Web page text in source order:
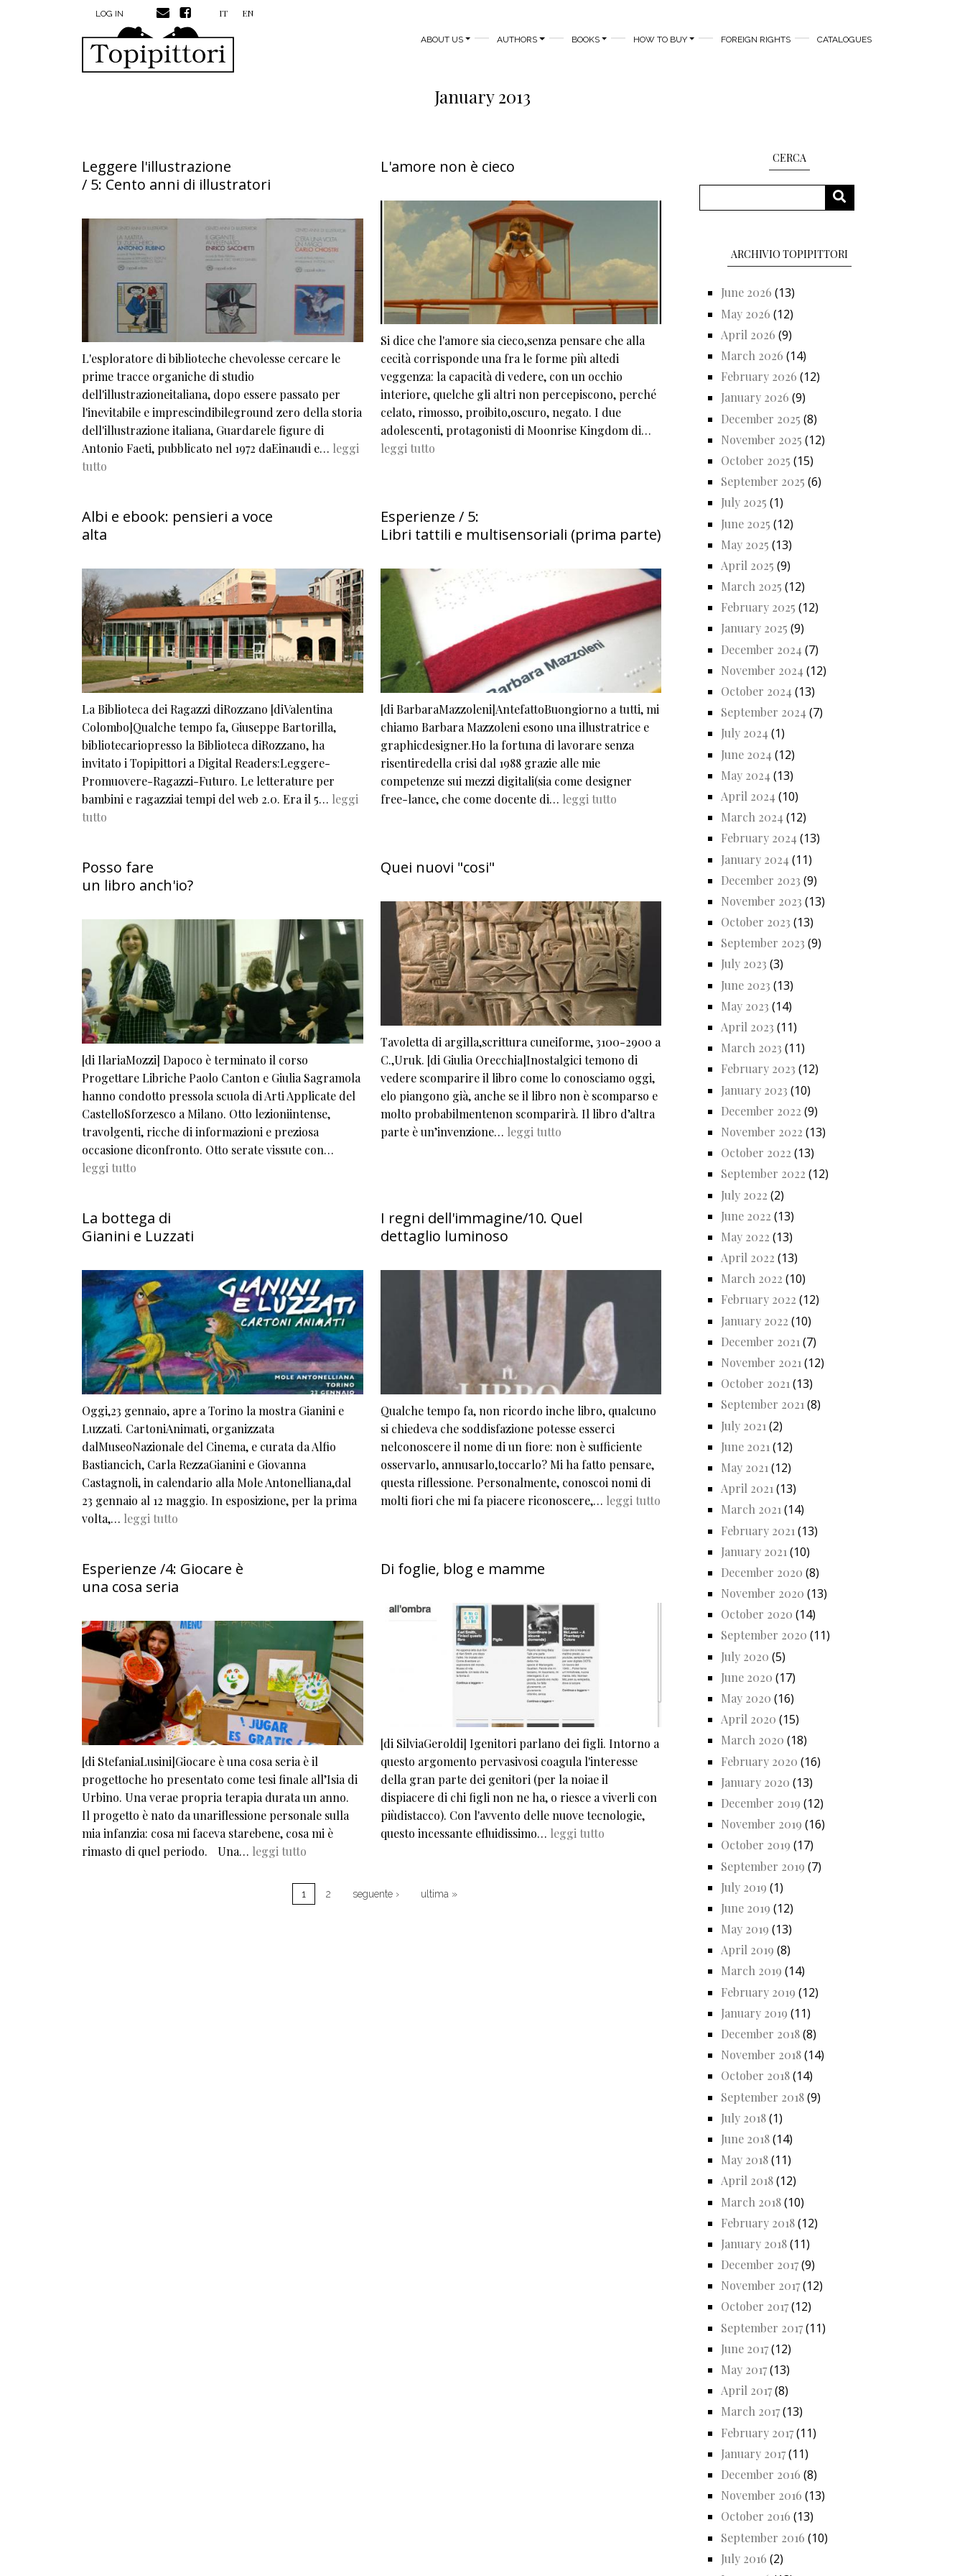
Skip to main contentMENU PROFILO UTENTE
LOG IN IT EN
MAIN NAVIGATION
ABOUT US AUTHORS BOOKS HOW TO BUY FOREIGN RIGHTS CATALOGUES
January 2013
Leggere l'illustrazione
/ 5: Cento anni di illustratori
L'esploratore di biblioteche chevolesse cercare le
prime tracce organiche di studio
dell'illustrazioneitaliana, dopo essere passato per
l'inevitabile e imprescindibileground zero della storia
dell'illustrazione italiana, Guardarele figure di
Antonio Faeti, pubblicato nel 1972 daEinaudi e… leggi
tutto
L'amore non è cieco
Si dice che l'amore sia cieco,senza pensare che alla
cecità corrisponde una fra le forme più altedi
veggenza: la capacità di vedere, con un occhio
interiore, quelche gli altri non percepiscono, perché
celato, rimosso, proibito,oscuro, negato. I due
adolescenti, protagonisti di Moonrise Kingdom di…
leggi tutto
Albi e ebook: pensieri a voce
alta
La Biblioteca dei Ragazzi diRozzano [diValentina
Colombo]Qualche tempo fa, Giuseppe Bartorilla,
bibliotecariopresso la Biblioteca diRozzano, ha
invitato i Topipittori a Digital Readers:Leggere-
Promuovere-Ragazzi-Futuro. Le letterature per
bambini e ragazziai tempi del web 2.0. Era il 5… leggi
tutto
Esperienze / 5:
Libri tattili e multisensoriali (prima parte)
[di BarbaraMazzoleni]AntefattoBuongiorno a tutti, mi
chiamo Barbara Mazzoleni esono una illustratrice e
graphicdesigner.Ho la fortuna di lavorare senza
risentiredella crisi dal 1988 grazie alle mie
competenze sui mezzi digitali(sia come designer
free-lance, che come docente di… leggi tutto
Posso fare
un libro anch'io?
[di IlariaMozzi] Dapoco è terminato il corso
Progettare Libriche Paolo Canton e Giulia Sagramola
hanno condotto pressola scuola di Arti Applicate del
CastelloSforzesco a Milano. Otto lezioniintense,
travolgenti, ricche di informazioni e preziosa
occasione diconfronto. Otto serate vissute con…
leggi tutto
Quei nuovi "cosi"
Tavoletta di argilla,scrittura cuneiforme, 3100-2900 a
C.,Uruk. [di Giulia Orecchia]Inostalgici temono di
vedere scomparire il libro come lo conosciamo oggi,
elo piangono già, anche se il libro non è scomparso e
molto probabilmentenon scomparirà. Il libro d’altra
parte è un’invenzione… leggi tutto
La bottega di
Gianini e Luzzati
Oggi,23 gennaio, apre a Torino la mostra Gianini e
Luzzati. CartoniAnimati, organizzata
dalMuseoNazionale del Cinema, e curata da Alfio
Bastiancich, Carla RezzaGianini e Giovanna
Castagnoli, in calendario alla Mole Antonelliana,dal
23 gennaio al 12 maggio. In esposizione, per la prima
volta,… leggi tutto
I regni dell'immagine/10. Quel
dettaglio luminoso
Qualche tempo fa, non ricordo inche libro, qualcuno
si chiedeva che soddisfazione potesse esserci
nelconoscere il nome di un fiore: non è sufficiente
osservarlo, annusarlo,toccarlo? Mi ha fatto pensare,
questa riflessione. Personalmente, conoscoi nomi di
molti fiori che mi fa piacere riconoscere,… leggi tutto
Esperienze /4: Giocare è
una cosa seria
[di StefaniaLusini]Giocare è una cosa seria è il
progettoche ho presentato come tesi finale all’Isia di
Urbino. Una verae propria terapia durata un anno.
Il progetto è nato da unariflessione personale sulla
mia infanzia: cosa mi faceva starebene, cosa mi è
rimasto di quel periodo. Una… leggi tutto
Di foglie, blog e mamme
[di SilviaGeroldi] Igenitori parlano dei figli. Intorno a
questo argomento pervasivosi coagula l'interesse
della gran parte dei genitori (per la noiae il
dispiacere di chi figli non ne ha, o riesce a viverli con
piùdistacco). Con l'avvento delle nuove tecnologie,
questo incessante efluidissimo… leggi tutto
1 2 seguente ›Next page
ultima »Last page
CERCA
SEARCH
ARCHIVIO TOPIPITTORI
June 2026 (13)
May 2026 (12)
April 2026 (9)
March 2026 (14)
February 2026 (12)
January 2026 (9)
December 2025 (8)
November 2025 (12)
October 2025 (15)
September 2025 (6)
July 2025 (1)
June 2025 (12)
May 2025 (13)
April 2025 (9)
March 2025 (12)
February 2025 (12)
January 2025 (9)
December 2024 (7)
November 2024 (12)
October 2024 (13)
September 2024 (7)
July 2024 (1)
June 2024 (12)
May 2024 (13)
April 2024 (10)
March 2024 (12)
February 2024 (13)
January 2024 (11)
December 2023 (9)
November 2023 (13)
October 2023 (13)
September 2023 (9)
July 2023 (3)
June 2023 (13)
May 2023 (14)
April 2023 (11)
March 2023 (11)
February 2023 (12)
January 2023 (10)
December 2022 (9)
November 2022 (13)
October 2022 (13)
September 2022 (12)
July 2022 (2)
June 2022 (13)
May 2022 (13)
April 2022 (13)
March 2022 (10)
February 2022 (12)
January 2022 (10)
December 2021 (7)
November 2021 (12)
October 2021(13)
September 2021(8)
July 2021 (2)
June 2021 (12)
May 2021 (12)
April 2021 (13)
March 2021(14)
February 2021 (13)
January 2021 (10)
December 2020 (8)
November 2020 (13)
October 2020 (14)
September 2020 (11)
July 2020 (5)
June 2020 (17)
May 2020 (16)
April 2020 (15)
March 2020 (18)
February 2020 (16)
January 2020 (13)
December 2019 (12)
November 2019 (16)
October 2019 (17)
September 2019 (7)
July 2019 (1)
June 2019 (12)
May 2019 (13)
April 2019 (8)
March 2019 (14)
February 2019 (12)
January 2019 (11)
December 2018(8)
November 2018(14)
October 2018(14)
September 2018(9)
July 2018(1)
June 2018(14)
May 2018(11)
April 2018(12)
March 2018(10)
February 2018(12)
January 2018(11)
December 2017(9)
November 2017(12)
October 2017(12)
September 2017(11)
June 2017(12)
May 2017(13)
April 2017(8)
March 2017(13)
February 2017(11)
January 2017(11)
December 2016 (8)
November 2016 (13)
October 2016 (13)
September 2016 (10)
July 2016 (2)